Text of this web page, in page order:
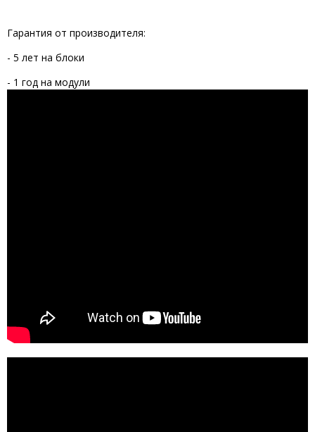
Гарантия от производителя:
- 5 лет на блоки
- 1 год на модули